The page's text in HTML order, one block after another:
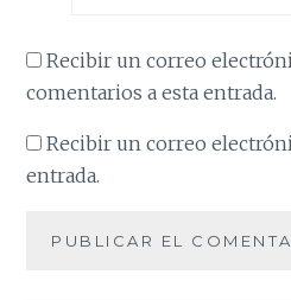
Recibir un correo
comentarios a esta entrada.
Recibir un correo
entrada.